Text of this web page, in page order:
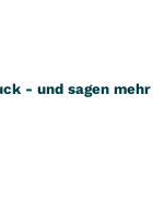
- und sagen